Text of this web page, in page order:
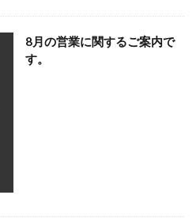
8月の営業に関するご案内で
す。